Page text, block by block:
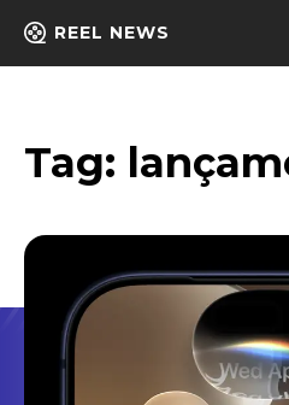
REEL NEWS
Tag: